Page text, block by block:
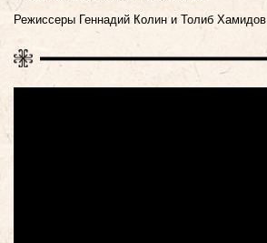
Режиссеры Геннадий Колин и Толиб Хамидов